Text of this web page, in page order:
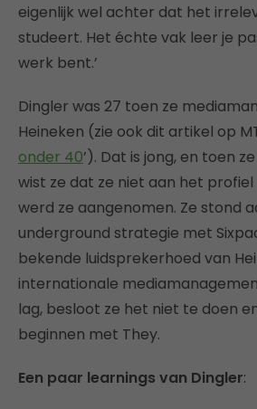
eigenlijk wel achter dat het
studeert. Het échte vak leer je
werk bent.’
Dingler was 27 toen ze
Heineken (zie ook dit artikel op
onder 40’). Dat is jong, en toen
wist ze dat ze niet aan het profiel
werd ze aangenomen. Ze stond
underground strategie met
bekende luidsprekerhoed van
internationale
lag, besloot ze het niet te doen
beginnen met They.
Een paar learnings van Dingler: